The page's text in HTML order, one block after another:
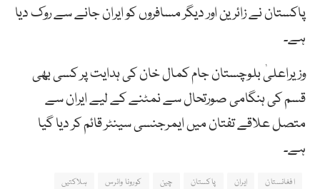
پاکستان نے زائرین اور دیگر مسافروں کو ایران جانے سے روک دیا
ہے۔
وزیراعلیٰ بلوچستان جام کمال خان کی ہدایت پر کسی بھی
قسم کی ہنگامی صورتحال سے نمٹنے کے لیے ایران سے
متصل علاقے تفتان میں ایمرجنسی سینٹر قائم کر دیا گیا
ہے۔
افغانستان ایران پاکستان چین کورونا وائرس ہلاکتیں